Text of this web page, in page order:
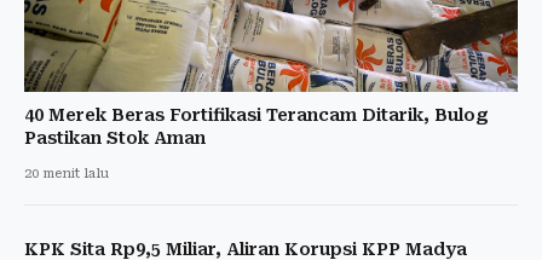
40 Merek Beras Fortifikasi Terancam Ditarik, Bulog
Pastikan Stok Aman
20 menit lalu
KPK Sita Rp9,5 Miliar, Aliran Korupsi KPP Madya